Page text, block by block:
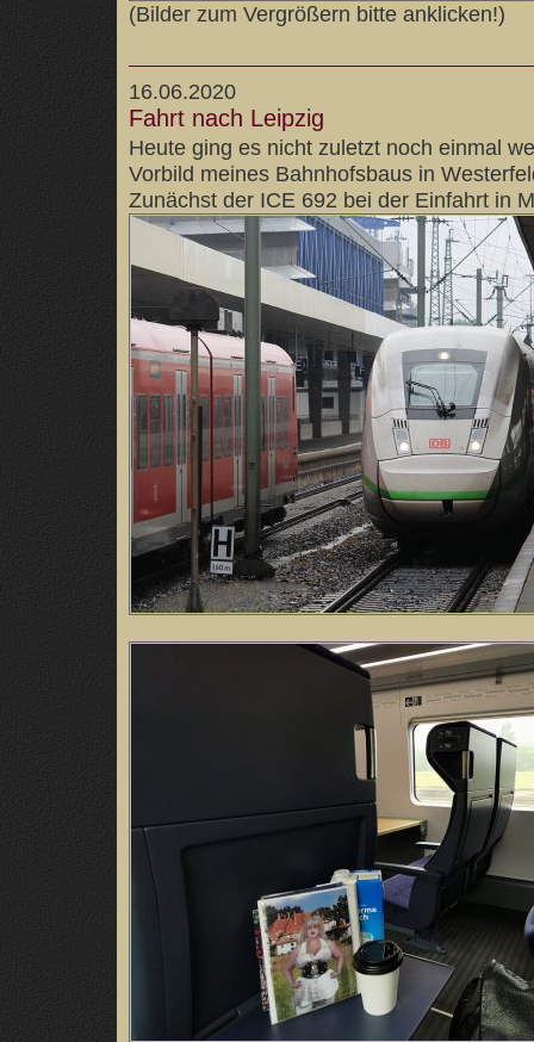
(Bilder zum Vergrößern bitte anklicken!)
16.06.2020
Fahrt nach Leipzig
Heute ging es nicht zuletzt noch einmal
Vorbild meines Bahnhofsbaus in
Zunächst der ICE 692 bei der Einfahrt in